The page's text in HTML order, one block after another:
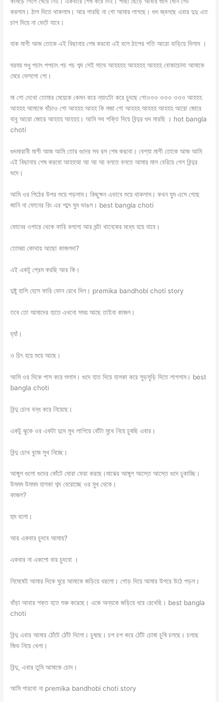
করলাম। ঠাপ দিতে থাকলাম। আর পারছি না গো আমার লাগছে। গুদ জ্বলছে এবার দুদু এত
চাপ দিয়ে না ফেটে যাবে।
যাক মাগী আজ তোকে এই বিছানায় শেষ করবো এই বলে ঠাপের গতি আরো বাড়িয়ে দিলাম ।
ঘরময় শুধু পচাৎ পপচাৎ পচ পচ শব্দ সেই সাথে আহহহহ আহহহহ আহহহ বোকাচোদা আমাকে
মেরে ফেললো গো।
মা গো দেখো তোমার মেয়েকে কেমন করে ন্যাংটো করে চুদছে গোওওও ওওও ওওও আহহহ
আহহহ আমাকে বাঁচাও গো আহহহ আহহ কি মজা গো আহহহ আহহহ আহহহ আরো জোরে
বাবু আরো জোরে আহহহ আহহহ। আমি সব শক্তি দিয়ে বিন্দুর গুদ মারছি । hot bangla
choti
গুদমারানী মাগী আজ আমি তোর গুদের সব রস শেষ করবো। বেশ্যা মাগী তোকে আজ আমি
এই বিছানায় শেষ করবো আহহআ আ আ আ বলতে বলতে আমার মাল বেরিয়ে গেল বিন্দুর
গুদে।
আমি ওর পিঠের উপর শুয়ে পড়লাম। কিছুক্ষন এভাবে শুয়ে থাকলাম। কখন ঘুম এসে গেছে
জানি না ফোনের রিং এর শব্দে ঘুম ভাঙল। best bangla choti
ফোনের ওপারে থেকে ফারি বললো আর ঘন্টা খানেকের মধ্যে হয়ে যাবে।
তোমরা কোথায় আছো কাজলদা?
এই একটু প্রেম করছি আর কি।
দুষ্টু হাসি হেসে ফারি ফোন রেখে দিল। premika bandhobi choti story
তবে তো আমাদের হাতে এখনো সময় আছে তাইনা কাজল।
হ্যাঁ।
ও চিৎ হয়ে শুয়ে আছে।
আমি ওর দিকে পাস করে শুলাম। গুদে হাত দিয়ে হালকা করে সুড়সুড়ি দিতে লাগলাম। best
bangla choti
বিন্দু চোখ বন্ধ করে নিয়েছে।
একটু ঝুকে ওর একটা দুদে মুখ লাগিয়ে বোঁটা মুখে নিয়ে চুষছি এবার।
বিন্দু চোখ বুজে সুখ নিচ্ছে।
আঙ্গুল গুলো গুদের কোঁটে ঘোরা ফেরা করছে।মাঝের আঙ্গুল আস্তে আস্তে গুদে ঢুকাচ্ছি।
উমমম উমমম হালকা শব্দ বেরোচ্ছে ওর মুখ থেকে।
কাজল?
হুম বলো।
আর একবার চুদবে আমায়?
একবার না একশো বার চুদবো ।
নিমেষেই আমার দিকে ঘুরে আমাকে জড়িয়ে ধরলো। গোড় দিয়ে আমার উপরে উঠে পড়ল।
বাঁড়া আবার শক্ত হতে শুরু করেছে। একে অন্যকে জড়িয়ে ধরে রেখেছি। best bangla
choti
বিন্দু এবার আমার ঠোঁটে ঠোঁট দিলো। চুষছে। চপ চপ করে ঠোঁট চোষা চুষি চলছে। চলছে
জিভ নিয়ে খেলা।
বিন্দু, এবার তুমি আমাকে চোদ।
আমি পারবো না premika bandhobi choti story